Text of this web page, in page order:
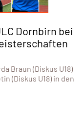
Dornbirn bei
Braun (Diskus U18)
(Diskus U18) in den